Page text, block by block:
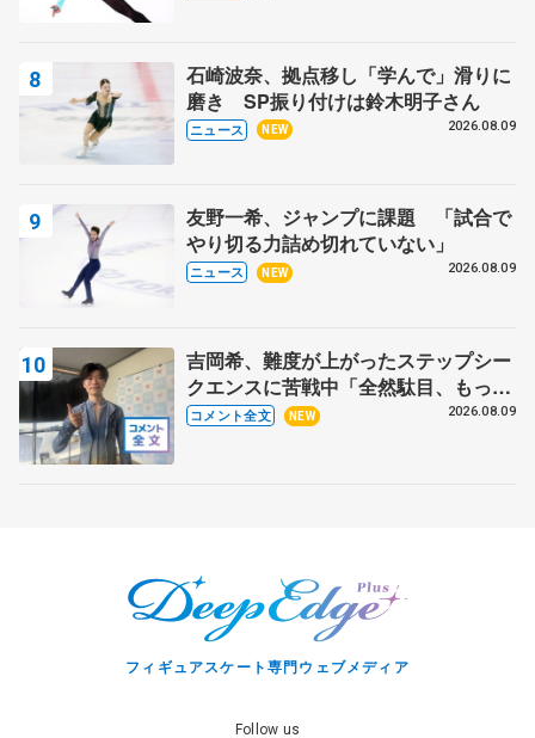
石崎波奈、拠点移し「学んで」滑りに
磨き SP振り付けは鈴木明子さん
ニュース NEW 2026.08.09
友野一希、ジャンプに課題 「試合で
やり切る力詰め切れていない」
ニュース NEW 2026.08.09
吉岡希、難度が上がったステップシー
クエンスに苦戦中「全然駄目、もっと
いいエッジで踏めるようにしたいな」
コメント全文 NEW 2026.08.09
フィギュアスケート専門ウェブメディア
Follow us